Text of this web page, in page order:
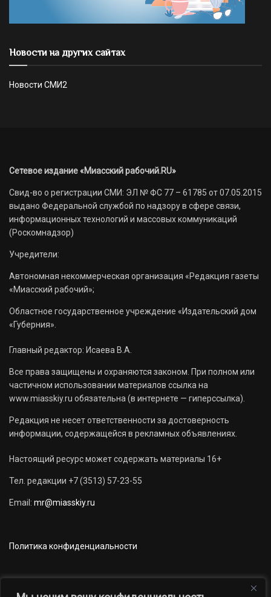
Новости на других сайтах
Новости СМИ2
Сетевое издание «Миасский рабочий.RU»
Свид-во о регистрации СМИ: ЭЛ № ФС 77 – 61785 от 07.05.2015
выдано Федеральной службой по надзору в сфере связи,
информационных технологий и массовых коммуникаций
(Роскомнадзор)
Учредители:
Автономная некоммерческая организация «Редакция газеты
«Миасский рабочий»;
Областное государственное учреждение «Издательский дом
«Губерния».
Главный редактор: Исаева В.А.
Все права защищены и охраняются законом. При полном или
частичном использовании материалов ссылка на
www.miasskiy.ru обязательна (в интернете — гиперссылка).
Редакция не несет ответственности за достоверность
информации, содержащейся в рекламных объявлениях.
Настоящий ресурс может содержать материалы 16+
Тел. редакции +7 (3513) 57-23-55
Email: mr@miasskiy.ru
Политика конфиденциальности